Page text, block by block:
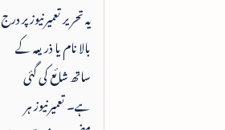
یہ تحریر تعمیرنیوز پر درج
بالا نام یا ذریعہ کے
ساتھ شائع کی گئی
ہے۔ تعمیرنیوز ہر